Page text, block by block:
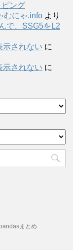
ング
むにゃ.info より
で、SSG5をL2
示されない に
示されない に
まとめ